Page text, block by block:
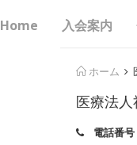
Home 入会案内
ホーム
医療法
電話番号